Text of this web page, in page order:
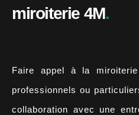
miroiterie 4M.
Faire appel à la
professionnels ou
collaboration avec une